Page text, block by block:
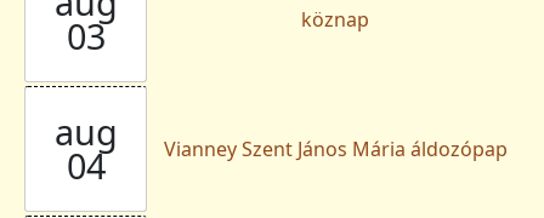
03 köznap
aug
04 Vianney Szent János Mária áldozópap